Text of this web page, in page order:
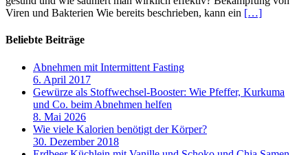
Viren und Bakterien Wie bereits beschrieben, kann ein […]
Beliebte Beiträge
Abnehmen mit Intermittent Fasting
6. April 2017
Gewürze als Stoffwechsel-Booster: Wie Pfeffer, Kurkuma
und Co. beim Abnehmen helfen
8. Mai 2026
Wie viele Kalorien benötigt der Körper?
30. Dezember 2018